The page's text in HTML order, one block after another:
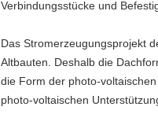
Verbindungsstücke und
Das Stromerzeugungsprojekt
Altbauten. Deshalb die
die Form der photo-
photo-voltaischen